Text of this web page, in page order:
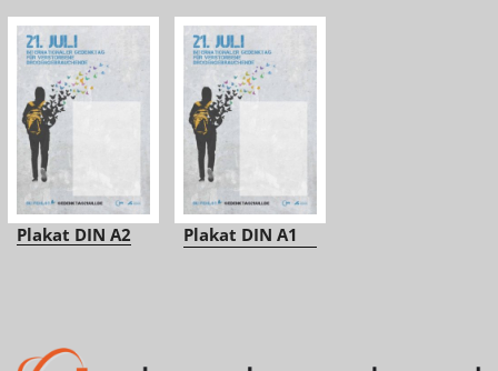
Plakat DIN A2 Plakat DIN A1